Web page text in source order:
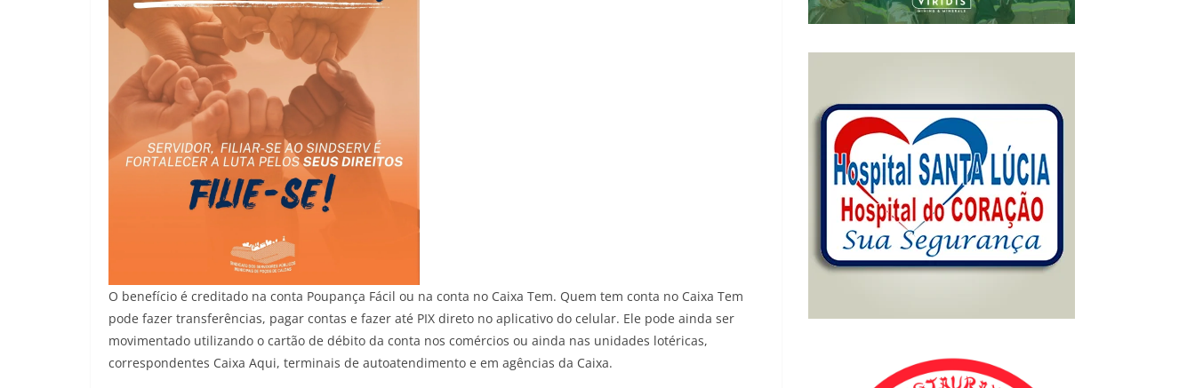
O benefício é creditado na conta Poupança Fácil ou na conta no Caixa Tem. Quem tem conta no Caixa Tem
pode fazer transferências, pagar contas e fazer até PIX direto no aplicativo do celular. Ele pode ainda ser
movimentado utilizando o cartão de débito da conta nos comércios ou ainda nas unidades lotéricas,
correspondentes Caixa Aqui, terminais de autoatendimento e em agências da Caixa.